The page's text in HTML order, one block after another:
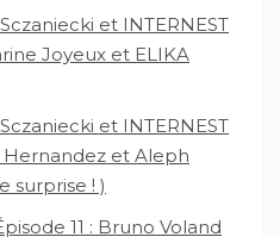
et INTERNEST
Joyeux et ELIKA
et INTERNEST
Hernandez et Aleph
surprise ! )
11 : Bruno Voland